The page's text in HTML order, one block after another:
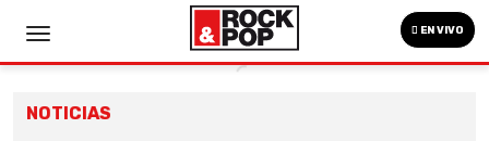
EN VIVO
NOTICIAS